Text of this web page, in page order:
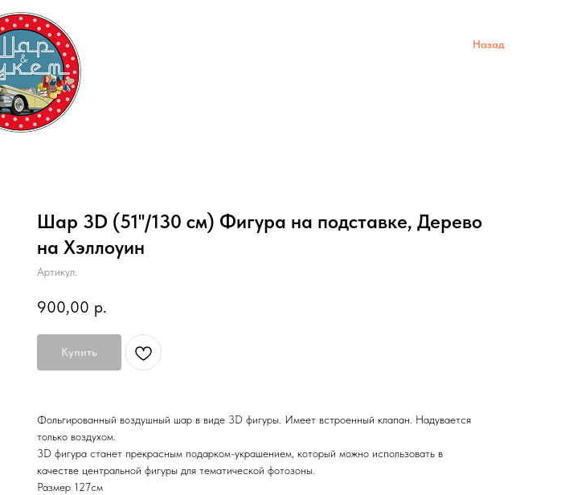
Назад
Шар 3D (51''/130 см) Фигура на подставке, Дерево
на Хэллоуин
Артикул:
900,00 р.
Купить
Фольгированный воздушный шар в виде 3D фигуры. Имеет встроенный клапан. Надувается
только воздухом.
3D фигура станет прекрасным подарком-украшением, который можно использовать в
качестве центральной фигуры для тематической фотозоны.
Размер 127см